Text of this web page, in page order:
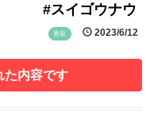
#スイゴウナウ
香取 2023/6/12
た内容です